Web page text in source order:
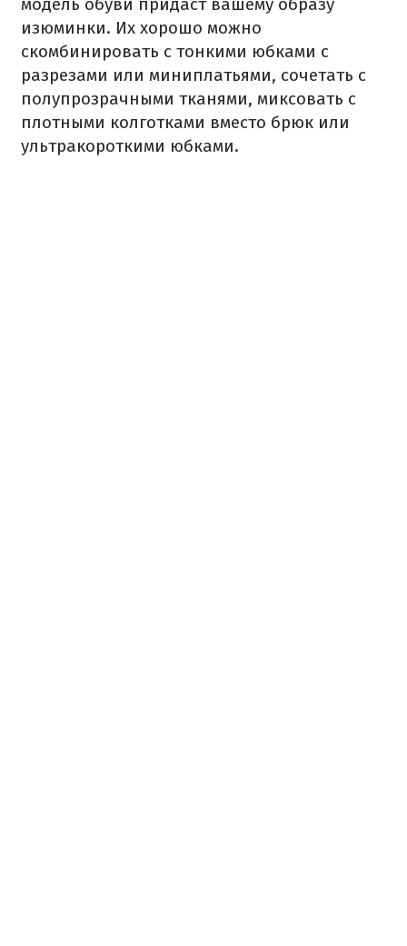
изюминки. Их хорошо можно
скомбинировать с тонкими юбками с
разрезами или миниплатьями, сочетать с
полупрозрачными тканями, миксовать с
плотными колготками вместо брюк или
ультракороткими юбками.